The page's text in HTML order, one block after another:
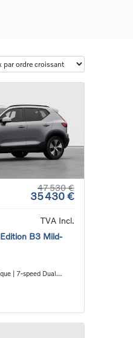
47 530 €
35 430 €
TVA Incl.
B3 Mild-
| 7-speed Dual